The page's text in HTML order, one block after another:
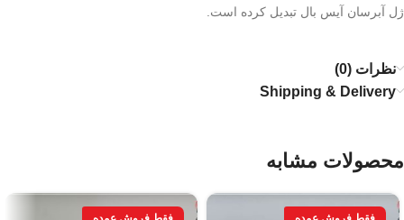
ژل آبرسان آیس بال تبدیل کرده است.
نظرات (0)
Shipping & Delivery
محصولات مشابه